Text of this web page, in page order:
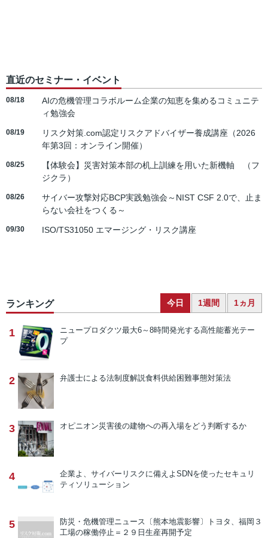
直近のセミナー・イベント
08/18
AIの危機管理コラボルーム企業の知恵を集めるコミュニテ
ィ勉強会
08/19
リスク対策.com認定リスクアドバイザー養成講座（2026
年第3回：オンライン開催）
08/25
【体験会】災害対策本部の机上訓練を用いた新機軸 （フ
ジクラ）
08/26
サイバー攻撃対応BCP実践勉強会～NIST CSF 2.0で、止ま
らない会社をつくる～
09/30 ISO/TS31050 エマージング・リスク講座
ランキング 今日 1週間 1ヵ月
1 ニュープロダクツ最大6～8時間発光する高性能蓄光テー
プ
2 弁護士による法制度解説食料供給困難事態対策法
3 オピニオン災害後の建物への再入場をどう判断するか
4 企業よ、サイバーリスクに備えよ SDNを使ったセキュリ
ティソリューション
5 防災・危機管理ニュース 〔熊本地震影響〕トヨタ、福岡３
工場の稼働停止＝２９日生産再開予定